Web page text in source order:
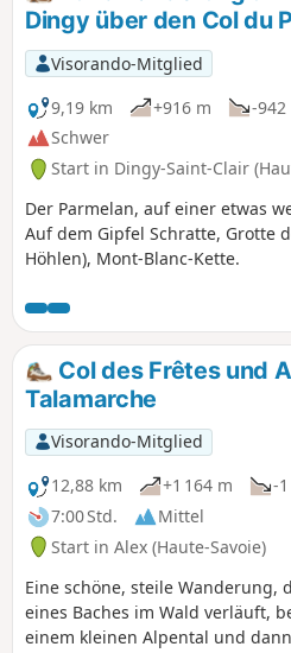
Dingy über den Col du
Visorando-Mitglied
9,19 km
+916 m -942
Schwer
Start in Dingy-Saint-Clair
Der Parmelan, auf einer etwas
Auf dem Gipfel Schratte, Grotte
Höhlen), Mont-Blanc-Kette.
Col des Frêtes und
Talamarche
Visorando-Mitglied
12,88 km
+1 164 m
-
7:00 Std.
Mittel
Start in Alex (Haute-Savoie)
Eine schöne, steile Wanderung,
eines Baches im Wald verläuft,
einem kleinen Alpental und